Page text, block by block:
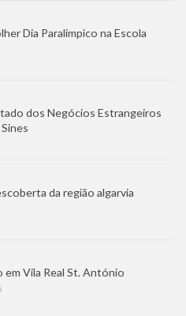
Dia Paralímpico na Escola
dos Negócios Estrangeiros
da região algarvia
em Vila Real St. António